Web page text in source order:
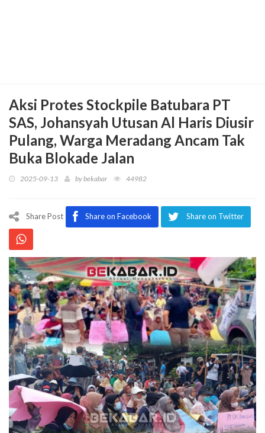
Aksi Protes Stockpile Batubara PT
SAS, Johansyah Utusan Al Haris Diusir
Pulang, Warga Meradang Ancam Tak
Buka Blokade Jalan
2025-09-13 bybekabar 44982
Share Post Share on Facebook Share on Twitter